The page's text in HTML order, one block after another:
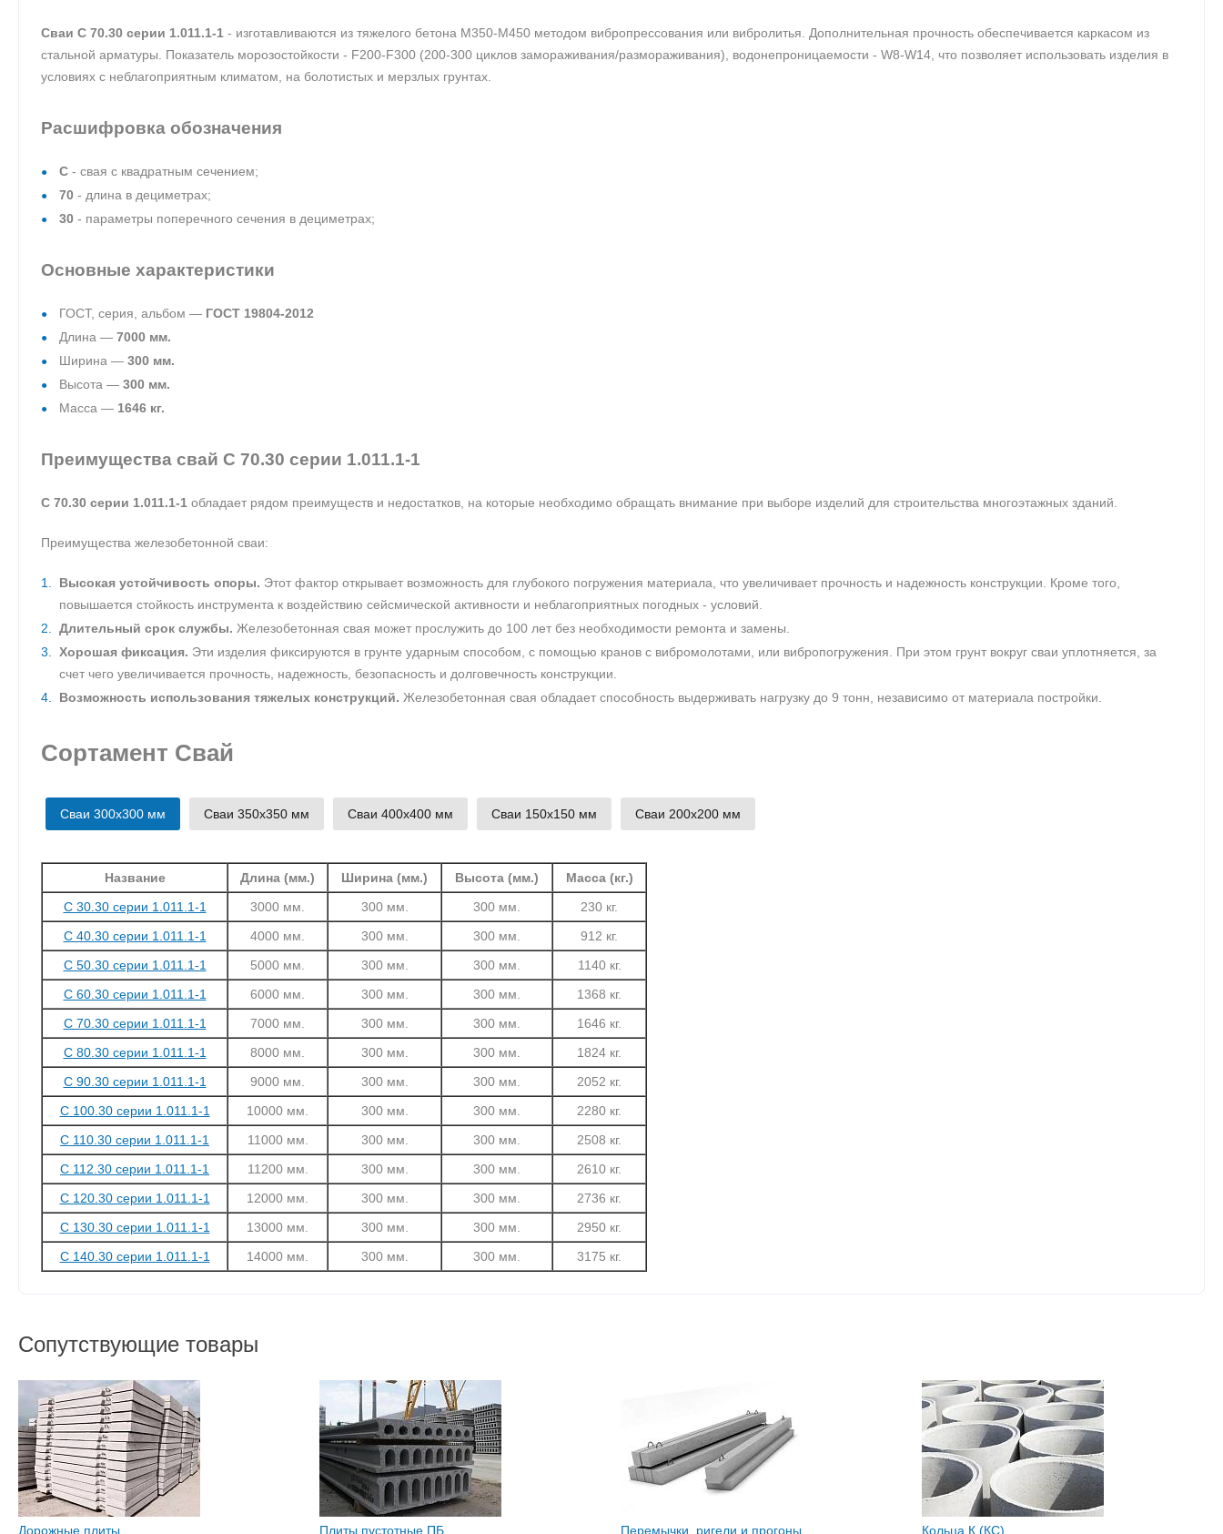
Сваи С 70.30 серии 1.011.1-1 - изготавливаются из тяжелого бетона М350-М450 методом вибропрессования или вибролитья. Дополнительная прочность обеспечивается каркасом из
стальной арматуры. Показатель морозостойкости - F200-F300 (200-300 циклов замораживания/размораживания), водонепроницаемости - W8-W14, что позволяет использовать изделия в
условиях с неблагоприятным климатом, на болотистых и мерзлых грунтах.
Расшифровка обозначения
С - свая с квадратным сечением;
70 - длина в дециметрах;
30 - параметры поперечного сечения в дециметрах;
Основные характеристики
ГОСТ, серия, альбом — ГОСТ 19804-2012
Длина — 7000 мм.
Ширина — 300 мм.
Высота — 300 мм.
Масса — 1646 кг.
Преимущества свай С 70.30 серии 1.011.1-1
С 70.30 серии 1.011.1-1 обладает рядом преимуществ и недостатков, на которые необходимо обращать внимание при выборе изделий для строительства многоэтажных зданий.
Преимущества железобетонной сваи:
Высокая устойчивость опоры. Этот фактор открывает возможность для глубокого погружения материала, что увеличивает прочность и надежность конструкции. Кроме того,
повышается стойкость инструмента к воздействию сейсмической активности и неблагоприятных погодных - условий.
Длительный срок службы. Железобетонная свая может прослужить до 100 лет без необходимости ремонта и замены.
Хорошая фиксация. Эти изделия фиксируются в грунте ударным способом, с помощью кранов с вибромолотами, или вибропогружения. При этом грунт вокруг сваи уплотняется, за
счет чего увеличивается прочность, надежность, безопасность и долговечность конструкции.
Возможность использования тяжелых конструкций. Железобетонная свая обладает способность выдерживать нагрузку до 9 тонн, независимо от материала постройки.
Сортамент Свай
Сваи 300х300 мм Сваи 350х350 мм Сваи 400х400 мм Сваи 150х150 мм Сваи 200х200 мм
Название Длина (мм.) Ширина (мм.) Высота (мм.)
Масса (кг.)
С 30.30 серии 1.011.1-1
3000 мм. 300 мм. 300 мм.
230 кг.
С 40.30 серии 1.011.1-1
4000 мм. 300 мм. 300 мм.
912 кг.
С 50.30 серии 1.011.1-1
5000 мм. 300 мм. 300 мм.
1140 кг.
С 60.30 серии 1.011.1-1
6000 мм. 300 мм. 300 мм.
1368 кг.
С 70.30 серии 1.011.1-1
7000 мм. 300 мм. 300 мм.
1646 кг.
С 80.30 серии 1.011.1-1
8000 мм. 300 мм. 300 мм.
1824 кг.
С 90.30 серии 1.011.1-1
9000 мм. 300 мм. 300 мм.
2052 кг.
С 100.30 серии 1.011.1-1
10000 мм. 300 мм. 300 мм.
2280 кг.
С 110.30 серии 1.011.1-1
11000 мм. 300 мм. 300 мм.
2508 кг.
С 112.30 серии 1.011.1-1
11200 мм. 300 мм. 300 мм.
2610 кг.
С 120.30 серии 1.011.1-1
12000 мм. 300 мм. 300 мм.
2736 кг.
С 130.30 серии 1.011.1-1
13000 мм. 300 мм. 300 мм.
2950 кг.
С 140.30 серии 1.011.1-1
14000 мм. 300 мм. 300 мм. 3175 кг.
Сопутствующие товары
Дорожные плиты Плиты пустотные ПБ Перемычки, ригели и прогоны Кольца К (КС)